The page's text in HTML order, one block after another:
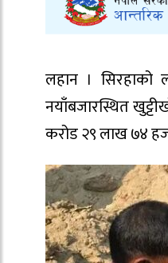
लहान । सिरहाको
नयाँबजारस्थित
करोड २९ लाख ७४